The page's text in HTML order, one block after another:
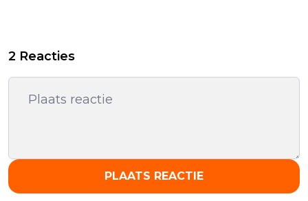
2 Reacties
PLAATS REACTIE